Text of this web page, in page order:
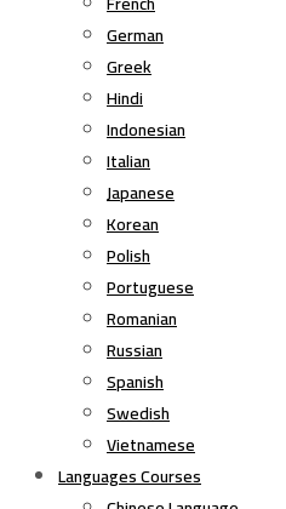
German
Greek
Hindi
Indonesian
Italian
Japanese
Korean
Polish
Portuguese
Romanian
Russian
Spanish
Swedish
Vietnamese
Languages Courses